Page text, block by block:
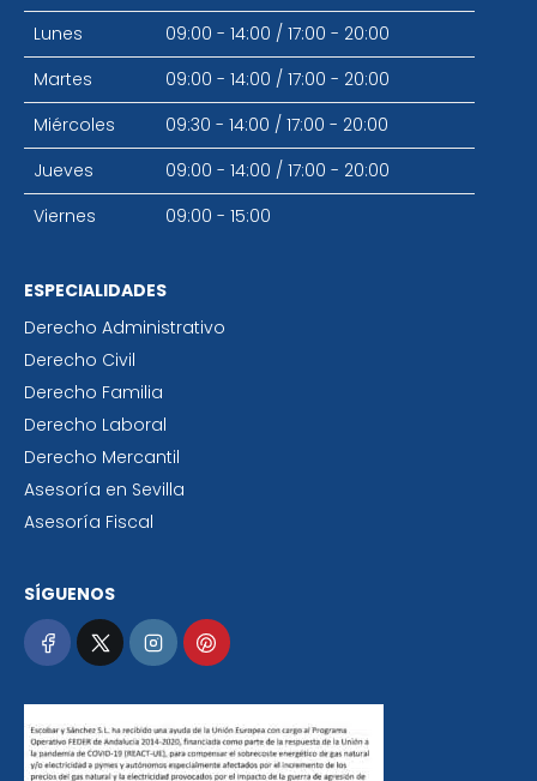
Lunes
09:00 - 14:00 / 17:00 - 20:00
Martes
09:00 - 14:00 / 17:00 - 20:00
Miércoles
09:30 - 14:00 / 17:00 - 20:00
Jueves
09:00 - 14:00 / 17:00 - 20:00
Viernes
09:00 - 15:00
ESPECIALIDADES
Derecho Administrativo
Derecho Civil
Derecho Familia
Derecho Laboral
Derecho Mercantil
Asesoría en Sevilla
Asesoría Fiscal
SÍGUENOS